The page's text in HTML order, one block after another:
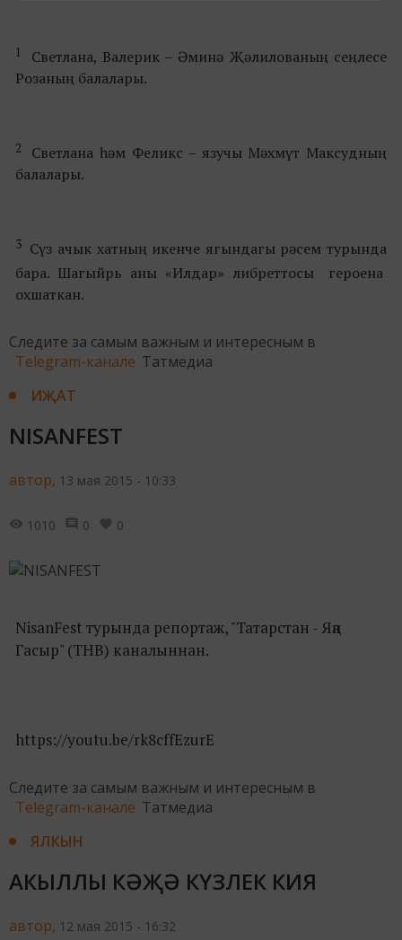
1 Светлана, Валерик – Әминә Җәлилованың сеңлесе
Розаның балалары.
2 Светлана һәм Феликс – язучы Мәхмүт Максудның
балалары.
3 Сүз ачык хатның икенче ягындагы рәсем турында
бара. Шагыйрь аны «Илдар» либреттосы
героена
охшаткан.
Следите за самым важным и интересным в
Telegram-канале Татмедиа
ИҖАТ
NISANFEST
автор, 13 мая 2015 - 10:33
1010 0 0
NisanFest турында репортаж, "Татарстан - Яңа
Гасыр" (ТНВ) каналыннан.
https://youtu.be/rk8cffEzurE
Следите за самым важным и интересным в
Telegram-канале Татмедиа
ЯЛКЫН
АКЫЛЛЫ КӘҖӘ КҮЗЛЕК КИЯ
автор, 12 мая 2015 - 16:32